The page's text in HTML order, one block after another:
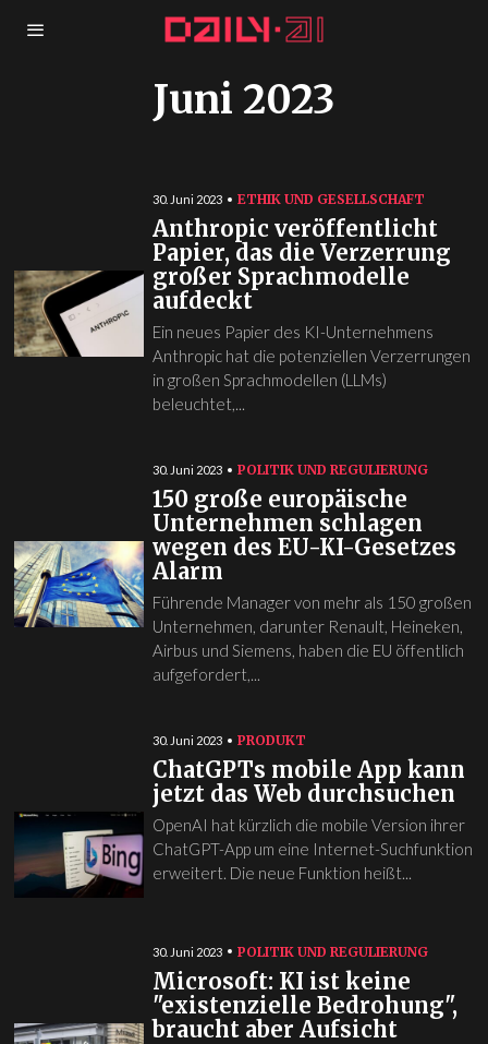
Juni 2023
30. Juni 2023 ETHIK UND GESELLSCHAFT
Anthropic veröffentlicht
Papier, das die Verzerrung
großer Sprachmodelle
aufdeckt
Ein neues Papier des KI-Unternehmens
Anthropic hat die potenziellen Verzerrungen
in großen Sprachmodellen (LLMs)
beleuchtet,...
30. Juni 2023 POLITIK UND REGULIERUNG
150 große europäische
Unternehmen schlagen
wegen des EU-KI-Gesetzes
Alarm
Führende Manager von mehr als 150 großen
Unternehmen, darunter Renault, Heineken,
Airbus und Siemens, haben die EU öffentlich
aufgefordert,...
30. Juni 2023 PRODUKT
ChatGPTs mobile App kann
jetzt das Web durchsuchen
OpenAI hat kürzlich die mobile Version ihrer
ChatGPT-App um eine Internet-Suchfunktion
erweitert. Die neue Funktion heißt...
30. Juni 2023 POLITIK UND REGULIERUNG
Microsoft: KI ist keine
"existenzielle Bedrohung",
braucht aber Aufsicht